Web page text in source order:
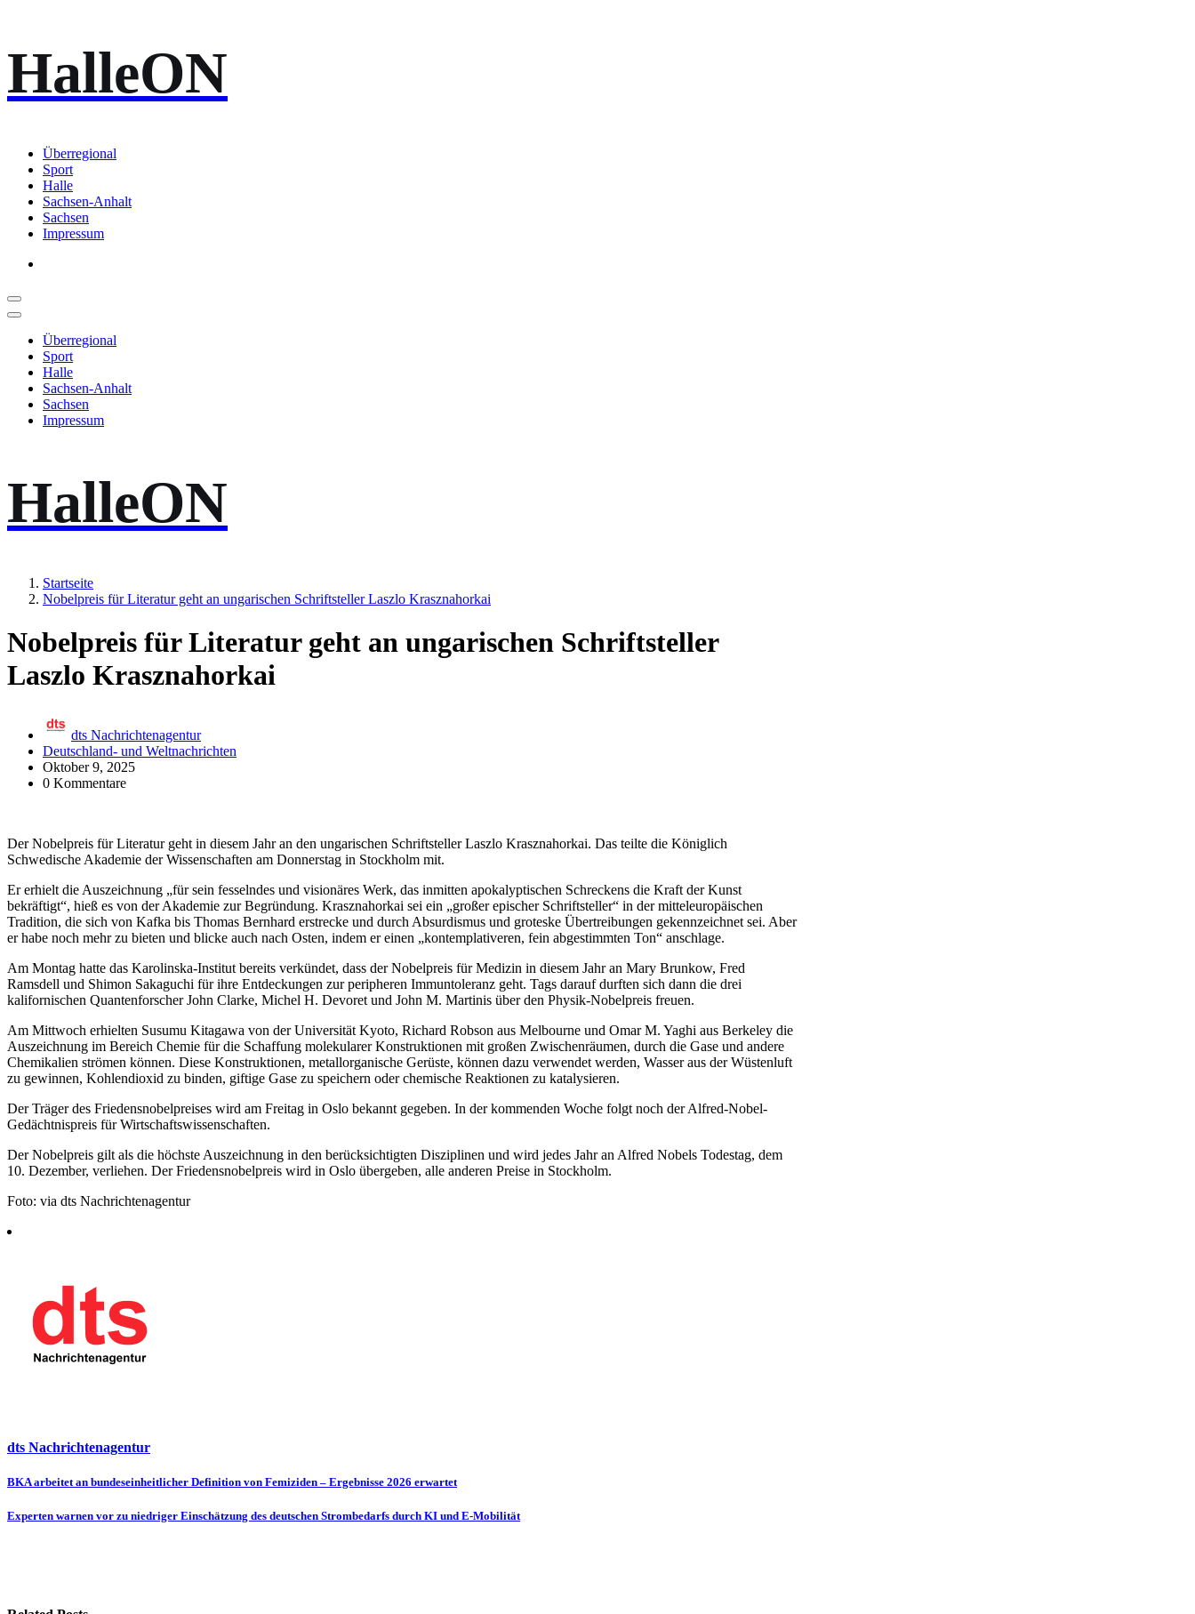
Inhalt
springen
HalleON
Überregional
Sport
Halle
Sachsen-Anhalt
Sachsen
Impressum
Überregional
Sport
Halle
Sachsen-Anhalt
Sachsen
Impressum
HalleON
Startseite
Nobelpreis für Literatur geht an ungarischen Schriftsteller Laszlo Krasznahorkai
Nobelpreis für Literatur geht an ungarischen Schriftsteller
Laszlo Krasznahorkai
dts Nachrichtenagentur
Deutschland- und Weltnachrichten
Oktober 9, 2025
0 Kommentare
Der Nobelpreis für Literatur geht in diesem Jahr an den ungarischen Schriftsteller Laszlo Krasznahorkai. Das teilte die Königlich
Schwedische Akademie der Wissenschaften am Donnerstag in Stockholm mit.
Er erhielt die Auszeichnung „für sein fesselndes und visionäres Werk, das inmitten apokalyptischen Schreckens die Kraft der Kunst
bekräftigt“, hieß es von der Akademie zur Begründung. Krasznahorkai sei ein „großer epischer Schriftsteller“ in der mitteleuropäischen
Tradition, die sich von Kafka bis Thomas Bernhard erstrecke und durch Absurdismus und groteske Übertreibungen gekennzeichnet sei. Aber
er habe noch mehr zu bieten und blicke auch nach Osten, indem er einen „kontemplativeren, fein abgestimmten Ton“ anschlage.
Am Montag hatte das Karolinska-Institut bereits verkündet, dass der Nobelpreis für Medizin in diesem Jahr an Mary Brunkow, Fred
Ramsdell und Shimon Sakaguchi für ihre Entdeckungen zur peripheren Immuntoleranz geht. Tags darauf durften sich dann die drei
kalifornischen Quantenforscher John Clarke, Michel H. Devoret und John M. Martinis über den Physik-Nobelpreis freuen.
Am Mittwoch erhielten Susumu Kitagawa von der Universität Kyoto, Richard Robson aus Melbourne und Omar M. Yaghi aus Berkeley die
Auszeichnung im Bereich Chemie für die Schaffung molekularer Konstruktionen mit großen Zwischenräumen, durch die Gase und andere
Chemikalien strömen können. Diese Konstruktionen, metallorganische Gerüste, können dazu verwendet werden, Wasser aus der Wüstenluft
zu gewinnen, Kohlendioxid zu binden, giftige Gase zu speichern oder chemische Reaktionen zu katalysieren.
Der Träger des Friedensnobelpreises wird am Freitag in Oslo bekannt gegeben. In der kommenden Woche folgt noch der Alfred-Nobel-
Gedächtnispreis für Wirtschaftswissenschaften.
Der Nobelpreis gilt als die höchste Auszeichnung in den berücksichtigten Disziplinen und wird jedes Jahr an Alfred Nobels Todestag, dem
10. Dezember, verliehen. Der Friedensnobelpreis wird in Oslo übergeben, alle anderen Preise in Stockholm.
Foto: via dts Nachrichtenagentur
dts Nachrichtenagentur
Beitragsnavigation
BKA arbeitet an bundeseinheitlicher Definition von Femiziden – Ergebnisse 2026 erwartet
Experten warnen vor zu niedriger Einschätzung des deutschen Strombedarfs durch KI und E-Mobilität